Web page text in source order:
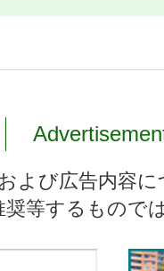
よび広告内容
奨等するもので